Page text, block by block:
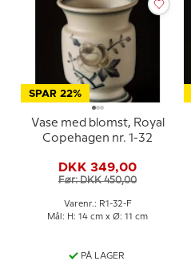
SPAR 22%
Vase med blomst, Royal
Copehagen nr. 1-32
DKK 349,00
Før: DKK 450,00
Varenr.: R1-32-F
Mål: H: 14 cm x Ø: 11 cm
PÅ LAGER